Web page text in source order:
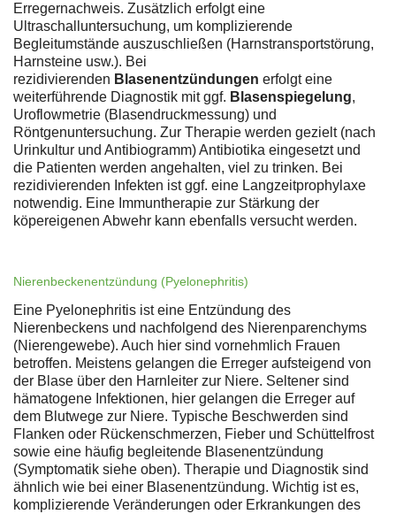
Erregernachweis. Zusätzlich erfolgt eine
Ultraschalluntersuchung, um komplizierende
Begleitumstände auszuschließen (Harnstransportstörung,
Harnsteine usw.). Bei
rezidivierenden Blasenentzündungen erfolgt eine
weiterführende Diagnostik mit ggf. Blasenspiegelung,
Uroflowmetrie (Blasendruckmessung) und
Röntgenuntersuchung. Zur Therapie werden gezielt (nach
Urinkultur und Antibiogramm) Antibiotika eingesetzt und
die Patienten werden angehalten, viel zu trinken. Bei
rezidivierenden Infekten ist ggf. eine Langzeitprophylaxe
notwendig. Eine Immuntherapie zur Stärkung der
köpereigenen Abwehr kann ebenfalls versucht werden.
Nierenbeckenentzündung (Pyelonephritis)
Eine Pyelonephritis ist eine Entzündung des
Nierenbeckens und nachfolgend des Nierenparenchyms
(Nierengewebe). Auch hier sind vornehmlich Frauen
betroffen. Meistens gelangen die Erreger aufsteigend von
der Blase über den Harnleiter zur Niere. Seltener sind
hämatogene Infektionen, hier gelangen die Erreger auf
dem Blutwege zur Niere. Typische Beschwerden sind
Flanken oder Rückenschmerzen, Fieber und Schüttelfrost
sowie eine häufig begleitende Blasenentzündung
(Symptomatik siehe oben). Therapie und Diagnostik sind
ähnlich wie bei einer Blasenentzündung. Wichtig ist es,
komplizierende Veränderungen oder Erkrankungen des